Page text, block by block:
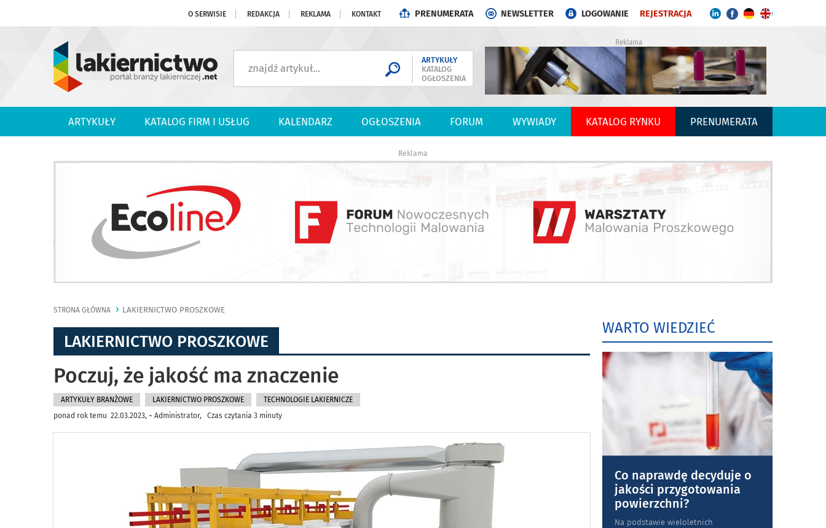
O SERWISIE REDAKCJA REKLAMA KONTAKT PRENUMERATA NEWSLETTER LOGOWANIE REJESTRACJA
ARTYKUŁY
KATALOG
OGŁOSZENIA
Reklama
ARTYKUŁY KATALOG FIRM I USŁUG KALENDARZ OGŁOSZENIA FORUM WYWIADY KATALOG RYNKU PRENUMERATA
Reklama
STRONA GŁÓWNA LAKIERNICTWO PROSZKOWE
LAKIERNICTWO PROSZKOWE
Poczuj, że jakość ma znaczenie
ARTYKUŁY BRANŻOWE LAKIERNICTWO PROSZKOWE
TECHNOLOGIE LAKIERNICZE
ponad rok temu 22.03.2023, ~ Administrator, Czas czytania 3 minuty
WARTO WIEDZIEĆ
Co naprawdę decyduje o
jakości przygotowania
powierzchni?
Na podstawie wieloletnich